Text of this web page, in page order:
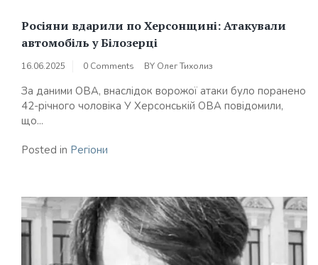
Росіяни вдарили по Херсонщині: Атакували
автомобіль у Білозерці
16.06.2025 0 Comments BY Олег Тихолиз
За даними ОВА, внаслідок ворожої атаки було поранено
42-річного чоловіка У Херсонській ОВА повідомили,
що...
Posted in Регіони